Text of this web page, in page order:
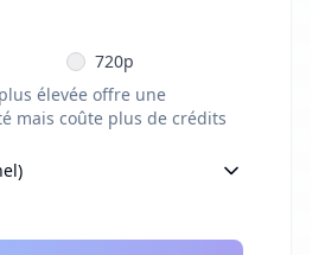
720p
élevée offre une
mais coûte plus de crédits